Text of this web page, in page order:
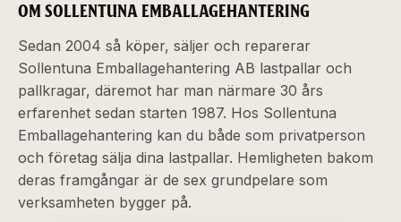
OM SOLLENTUNA EMBALLAGEHANTERING
Sedan 2004 så köper, säljer och reparerar
Sollentuna Emballagehantering AB lastpallar och
pallkragar, däremot har man närmare 30 års
erfarenhet sedan starten 1987. Hos Sollentuna
Emballagehantering kan du både som privatperson
och företag sälja dina lastpallar. Hemligheten bakom
deras framgångar är de sex grundpelare som
verksamheten bygger på.